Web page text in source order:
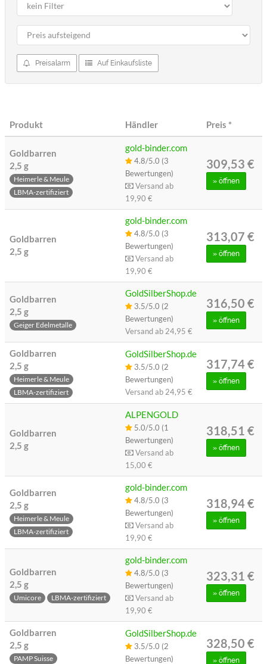
Preisalarm Auf Einkaufsliste
Produkt Händler Preis *
Goldbarren
2,5 g
Heimerle & Meule
LBMA-zertifiziert
gold-binder.com
4.8/5.0 (3
Bewertungen)
Versand ab
19,90 €
309,53 €
» öffnen
Goldbarren
2,5 g
gold-binder.com
4.8/5.0 (3
Bewertungen)
Versand ab
19,90 €
313,07 €
» öffnen
Goldbarren
2,5 g
Geiger Edelmetalle
GoldSilberShop.de
3.5/5.0 (2
Bewertungen)
Versand ab 24,95 €
316,50 €
» öffnen
Goldbarren
2,5 g
Heimerle & Meule
LBMA-zertifiziert
GoldSilberShop.de
3.5/5.0 (2
Bewertungen)
Versand ab 24,95 €
317,74 €
» öffnen
Goldbarren
2,5 g
ALPENGOLD
5.0/5.0 (1
Bewertungen)
Versand ab
15,00 €
318,51 €
» öffnen
Goldbarren
2,5 g
Heimerle & Meule
LBMA-zertifiziert
gold-binder.com
4.8/5.0 (3
Bewertungen)
Versand ab
19,90 €
318,94 €
» öffnen
Goldbarren
2,5 g
Umicore LBMA-zertifiziert
gold-binder.com
4.8/5.0 (3
Bewertungen)
Versand ab
19,90 €
323,31 €
» öffnen
Goldbarren
2,5 g
PAMP Suisse
GoldSilberShop.de
3.5/5.0 (2
Bewertungen)
328,50 €
» öffnen